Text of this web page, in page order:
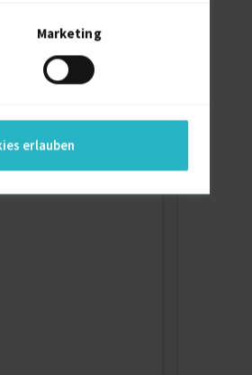
Marketing
erlauben
AI Overview